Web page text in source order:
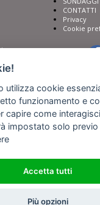
CONTATTI
Privacy
Cookie
di
All rights reserved -
commissionate da
sono state prodotte
specifico anno di scatto
utilizza cookie
funzionamento e
capire come
impostato solo
Accetta tutti
Più opzioni